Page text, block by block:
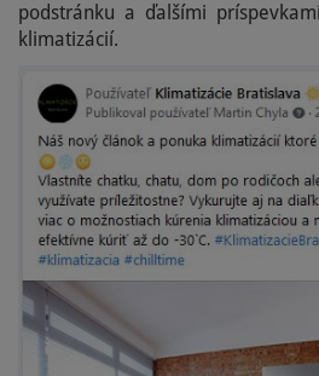
podstránku a ďalšími
klimatizácií.